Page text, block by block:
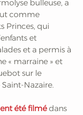
bulleuse, a
comme
Princes, qui
et
et a permis à
« marraine » et
sur le
Nazaire.
été filmé dans